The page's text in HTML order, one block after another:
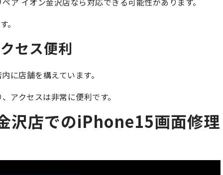
。
セス便利
に店舗を構えています。
アクセスは非常に便利です。
沢店でのiPhone15画面修理